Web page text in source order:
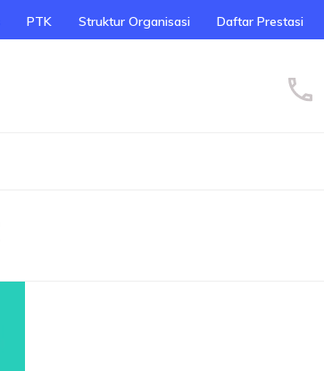
PTK Struktur Organisasi Daftar Prestasi